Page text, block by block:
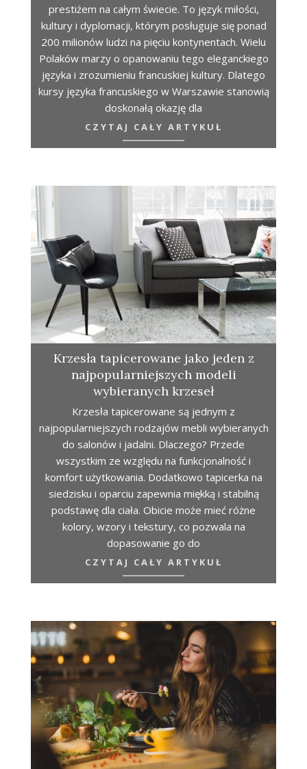
prestiżem na całym świecie. To język miłości,
kultury i dyplomacji, którym posługuje się ponad
200 milionów ludzi na pięciu kontynentach. Wielu
Polaków marzy o opanowaniu tego eleganckiego
języka i zrozumieniu francuskiej kultury. Dlatego
kursy języka francuskiego w Warszawie stanowią
doskonałą okazję dla
CZYTAJ CAŁY ARTYKUŁ
Krzesła tapicerowane jako jeden z
najpopularniejszych modeli
wybieranych krzeseł
Krzesła tapicerowane są jednym z
najpopularniejszych rodzajów mebli wybieranych
do salonów i jadalni. Dlaczego? Przede
wszystkim ze względu na funkcjonalność i
komfort użytkowania. Dodatkowo tapicerka na
siedzisku i oparciu zapewnia miękką i stabilną
podstawę dla ciała. Obicie może mieć różne
kolory, wzory i tekstury, co pozwala na
dopasowanie go do
CZYTAJ CAŁY ARTYKUŁ